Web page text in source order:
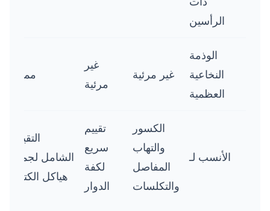
الرأسين
الوذمة
النخاعية
العظمية
غير مرئية
غير
مرئية
ممتاز
الأنسب لـ
الكسور
والتهاب
المفاصل
والتكلسات
تقييم
سريع
لكفة
الدوار
التقييم
الشامل لجميع
هياكل الكتف